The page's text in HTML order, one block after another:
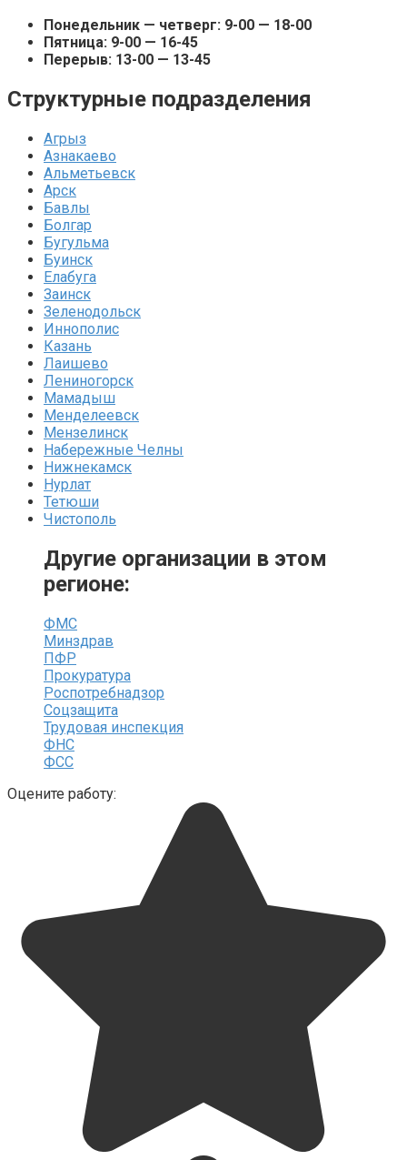
Понедельник — четверг: 9-00 — 18-00
Пятница: 9-00 — 16-45
Перерыв: 13-00 — 13-45
Структурные подразделения
Агрыз
Азнакаево
Альметьевск
Арск
Бавлы
Болгар
Бугульма
Буинск
Елабуга
Заинск
Зеленодольск
Иннополис
Казань
Лаишево
Лениногорск
Мамадыш
Менделеевск
Мензелинск
Набережные Челны
Нижнекамск
Нурлат
Тетюши
Чистополь
Другие организации в этом
регионе:
ФМС
Минздрав
ПФР
Прокуратура
Роспотребнадзор
Соцзащита
Трудовая инспекция
ФНС
ФСС
Оцените работу: